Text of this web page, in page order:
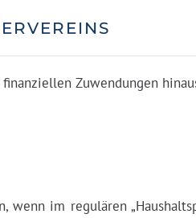
Zuwendungen
im regulären